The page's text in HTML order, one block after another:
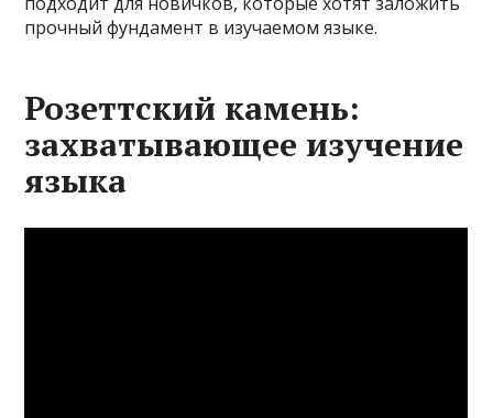
прочный фундамент в изучаемом языке.
Розеттский камень:
захватывающее изучение
языка